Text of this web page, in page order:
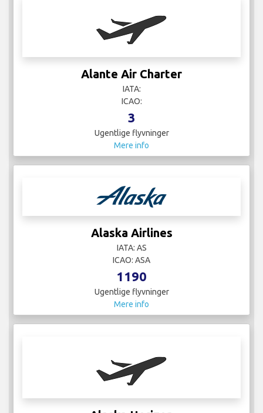
Alante Air Charter
IATA:
ICAO:
3
Ugentlige flyvninger
Mere info
Alaska Airlines
IATA: AS
ICAO: ASA
1190
Ugentlige flyvninger
Mere info